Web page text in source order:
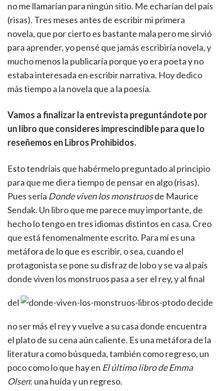
no me llamarían para ningún sitio. Me echarían del país
(risas). Tres meses antes de escribir mi primera
novela, que por cierto es bastante mala pero me sirvió
para aprender, yo pensé que jamás escribiría novela, y
mucho menos la publicaría porque yo era poeta y no
estaba interesada en escribir narrativa. Hoy dedico
más tiempo a la novela que a la poesía.
Vamos a finalizar la entrevista preguntándote por
un libro que consideres imprescindible para que lo
reseñemos en Libros Prohibidos.
Esto tendríais que habérmelo preguntado al principio
para que me diera tiempo de pensar en algo (risas).
Pues sería Donde viven los monstruosde Maurice
Sendak. Un libro que me parece muy importante, de
hecho lo tengo en tres idiomas distintos en casa. Creo
que está fenomenalmente escrito. Para mí es una
metáfora de lo que es escribir, o sea, cuando el
protagonista se pone su disfraz de lobo y se va al país
donde viven los monstruos pasa a ser el rey, y al final
del todo decide
no ser más el rey y vuelve a su casa donde encuentra
el plato de su cena aún caliente. Es una metáfora de la
literatura como búsqueda, también como regreso, un
poco como lo que hay en El último libro de Emma
Olsen: una huída y un regreso.